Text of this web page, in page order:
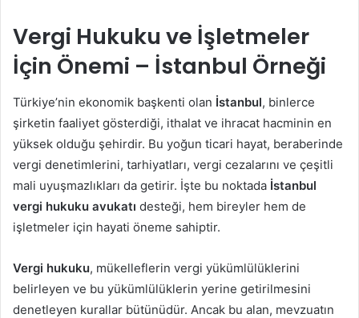
Vergi Hukuku ve İşletmeler
İçin Önemi – İstanbul Örneği
Türkiye’nin ekonomik başkenti olan İstanbul, binlerce
şirketin faaliyet gösterdiği, ithalat ve ihracat hacminin en
yüksek olduğu şehirdir. Bu yoğun ticari hayat, beraberinde
vergi denetimlerini, tarhiyatları, vergi cezalarını ve çeşitli
mali uyuşmazlıkları da getirir. İşte bu noktada İstanbul
vergi hukuku avukatı desteği, hem bireyler hem de
işletmeler için hayati öneme sahiptir.
Vergi hukuku, mükelleflerin vergi yükümlülüklerini
belirleyen ve bu yükümlülüklerin yerine getirilmesini
denetleyen kurallar bütünüdür. Ancak bu alan, mevzuatın